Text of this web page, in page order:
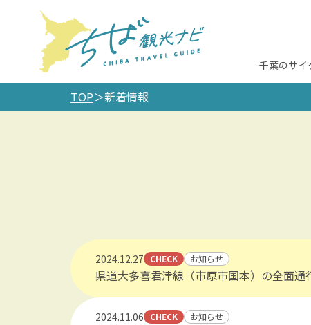
千葉のサイ
TOP 新着情報
県道大多喜君津線（市原市国本）の全面通
2024.12.27 CHECK お知らせ
detail_135.html
2024.11.06 CHECK お知らせ
detail_189.html